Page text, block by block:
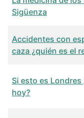
Sigüenza
Accidentes con
caza ¿quién es el
Si esto es Londres
hoy?